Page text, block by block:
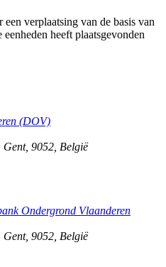
verplaatsing van de basis van
heeft plaatsgevonden
(DOV)
Gent, 9052 België
Ondergrond Vlaanderen
Gent, 9052 België